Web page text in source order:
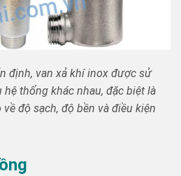
định, van xả khí inox được sử
thống khác nhau, đặc biệt là
độ sạch, độ bền và điều kiện